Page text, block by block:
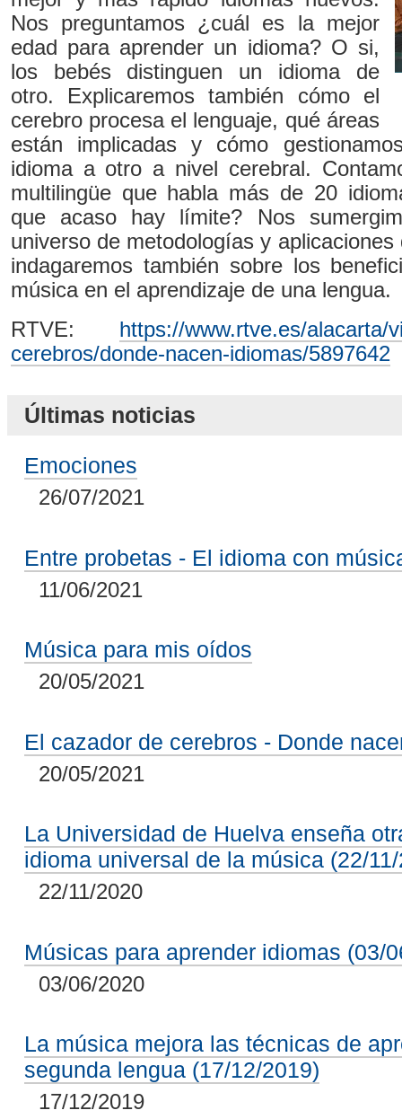
Nos preguntamos ¿cuál es la mejor
edad para aprender un idioma? O si,
los bebés distinguen un idioma de
otro. Explicaremos también cómo el
cerebro procesa el lenguaje, qué áreas
están implicadas y cómo
idioma a otro a nivel cerebral.
multilingüe que habla más de 20
que acaso hay límite? Nos
universo de metodologías y aplicaciones
indagaremos también sobre los
música en el aprendizaje de una lengua.
RTVE: https://www.rtve.es/alacarta/
cerebros/donde-nacen-idiomas/5897642
Últimas noticias
Emociones
26/07/2021
Entre probetas - El idioma con
11/06/2021
Música para mis oídos
20/05/2021
El cazador de cerebros - Donde
20/05/2021
La Universidad de Huelva enseña
idioma universal de la música (22/
22/11/2020
Músicas para aprender idiomas (03/
03/06/2020
La música mejora las técnicas de
segunda lengua (17/12/2019)
17/12/2019